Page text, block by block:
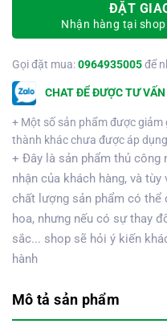
ĐẶT
Nhận hàng tại
Gọi đặt mua:0964935005để
CHAT ĐỂ ĐƯỢC TƯ VẤN
+ Một số sản phẩm được giảm
thành khác chưa được áp
+ Đây là sản phẩm thủ công
nhận của khách hàng, và
chất lượng sản phẩm có thể
hoa, nhưng nếu có sự thay
sắc... shop sẽ hỏi ý kiến
hành
Mô tả sản phẩm